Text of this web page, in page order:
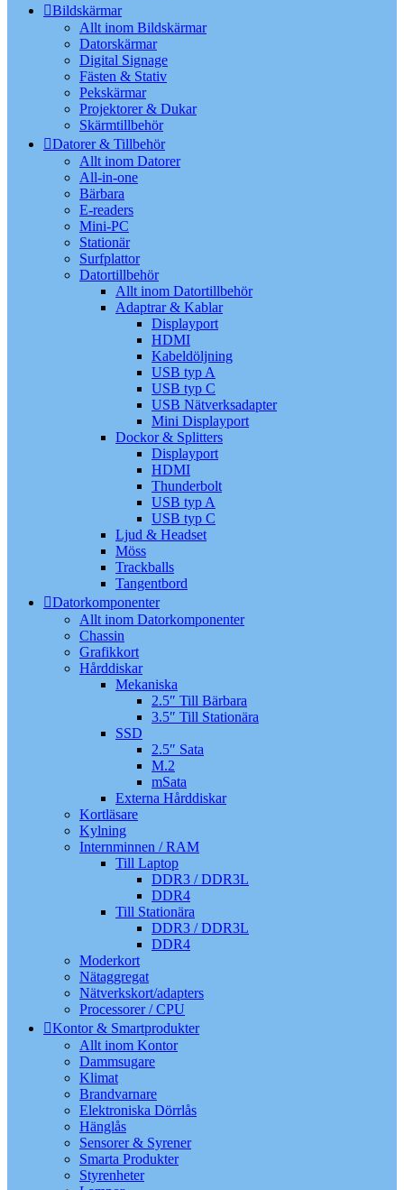
Bildskärmar
Allt inom Bildskärmar
Datorskärmar
Digital Signage
Fästen & Stativ
Pekskärmar
Projektorer & Dukar
Skärmtillbehör
Datorer & Tillbehör
Allt inom Datorer
All-in-one
Bärbara
E-readers
Mini-PC
Stationär
Surfplattor
Datortillbehör
Allt inom Datortillbehör
Adaptrar & Kablar
Displayport
HDMI
Kabeldöljning
USB typ A
USB typ C
USB Nätverksadapter
Mini Displayport
Dockor & Splitters
Displayport
HDMI
Thunderbolt
USB typ A
USB typ C
Ljud & Headset
Möss
Trackballs
Tangentbord
Datorkomponenter
Allt inom Datorkomponenter
Chassin
Grafikkort
Hårddiskar
Mekaniska
2.5″ Till Bärbara
3.5″ Till Stationära
SSD
2.5″ Sata
M.2
mSata
Externa Hårddiskar
Kortläsare
Kylning
Internminnen / RAM
Till Laptop
DDR3 / DDR3L
DDR4
Till Stationära
DDR3 / DDR3L
DDR4
Moderkort
Nätaggregat
Nätverkskort/adapters
Processorer / CPU
Kontor & Smartprodukter
Allt inom Kontor
Dammsugare
Klimat
Brandvarnare
Elektroniska Dörrlås
Hänglås
Sensorer & Syrener
Smarta Produkter
Styrenheter